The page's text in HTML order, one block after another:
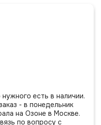
есть в наличии.
- в понедельник
на Озоне в Москве.
по вопросу с